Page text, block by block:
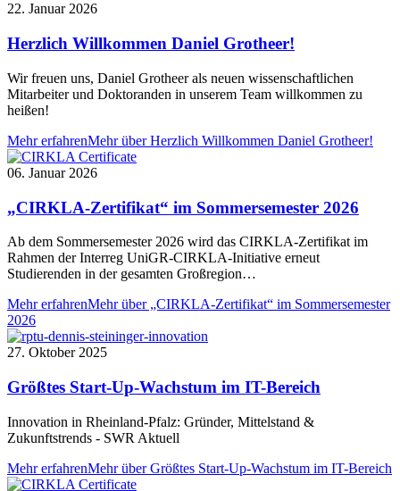
22. Januar 2026
Herzlich Willkommen Daniel Grotheer!
Wir freuen uns, Daniel Grotheer als neuen wissenschaftlichen
Mitarbeiter und Doktoranden in unserem Team willkommen zu
heißen!
Mehr erfahrenMehr über Herzlich Willkommen Daniel Grotheer!
06. Januar 2026
„CIRKLA-Zertifikat“ im Sommersemester 2026
Ab dem Sommersemester 2026 wird das CIRKLA-Zertifikat im
Rahmen der Interreg UniGR-CIRKLA-Initiative erneut
Studierenden in der gesamten Großregion…
Mehr erfahrenMehr über „CIRKLA-Zertifikat“ im Sommersemester
2026
27. Oktober 2025
Größtes Start-Up-Wachstum im IT-Bereich
Innovation in Rheinland-Pfalz: Gründer, Mittelstand &
Zukunftstrends - SWR Aktuell
Mehr erfahrenMehr über Größtes Start-Up-Wachstum im IT-Bereich